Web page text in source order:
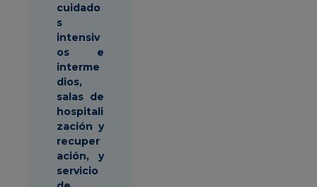
cuidado
s
intensiv
os e
interme
dios,
salas de
hospitali
zación y
recuper
ación, y
servicio